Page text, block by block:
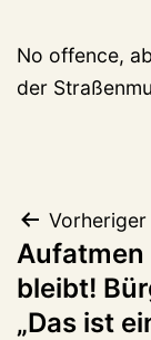
No offence,
der
Vorheriger
Aufatmen
bleibt!
„Das ist